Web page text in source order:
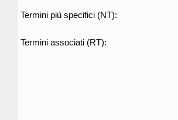
Termini più specifici (NT):
Termini associati (RT):